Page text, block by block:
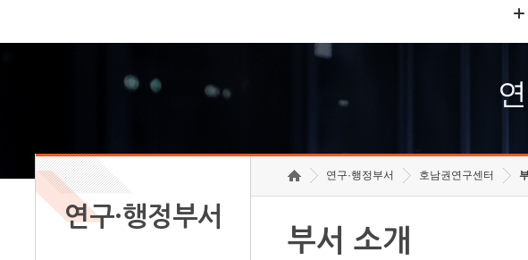
고
수
연구·행정부서
연구·행정부서 호남권연구센터
부서 소개